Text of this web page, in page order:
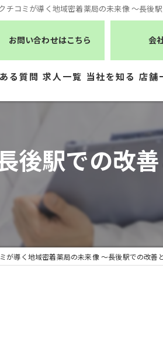
チコミが導く地域密着薬局の未来像 〜長後
お問い合わせはこちら 会
る質問 求人一覧 当社を知る
医療事務
正社員
パート
店舗
シー
株式会
株式会
有限会
後駅での改
が導く地域密着薬局の未来像 〜長後駅での改善